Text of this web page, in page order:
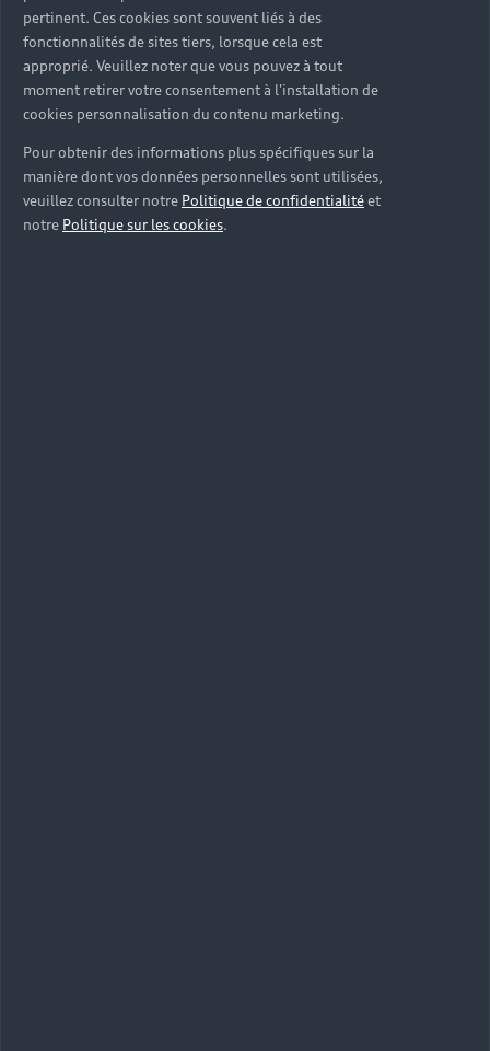
pertinent. Ces cookies sont souvent liés à des
fonctionnalités de sites tiers, lorsque cela est
approprié. Veuillez noter que vous pouvez à tout
moment retirer votre consentement à l'installation de
cookies personnalisation du contenu marketing.
Pour obtenir des informations plus spécifiques sur la
manière dont vos données personnelles sont utilisées,
veuillez consulter notre Politique de confidentialitéet
notre Politique sur les cookies.